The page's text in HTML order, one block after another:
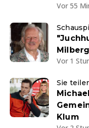
Vor 55
Vor 1
Sie
Klum